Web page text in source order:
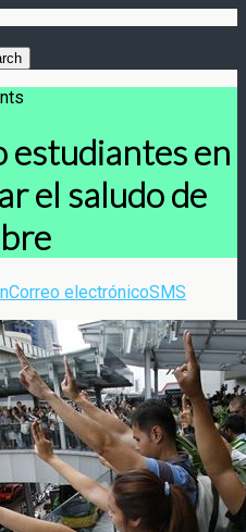
estudiantes en
el saludo de
Correo electrónicoSMS